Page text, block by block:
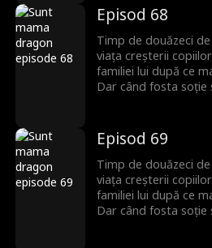
decide să plece și să
atunci familia își dă
ținea cu adevărat
Episod 68
Timp de douăzeci
viața creșterii
familiei lui după ce
Dar când fosta soție
decide să plece și să
atunci familia își dă
ținea cu adevărat
Episod 69
Timp de douăzeci
viața creșterii
familiei lui după ce
Dar când fosta soție